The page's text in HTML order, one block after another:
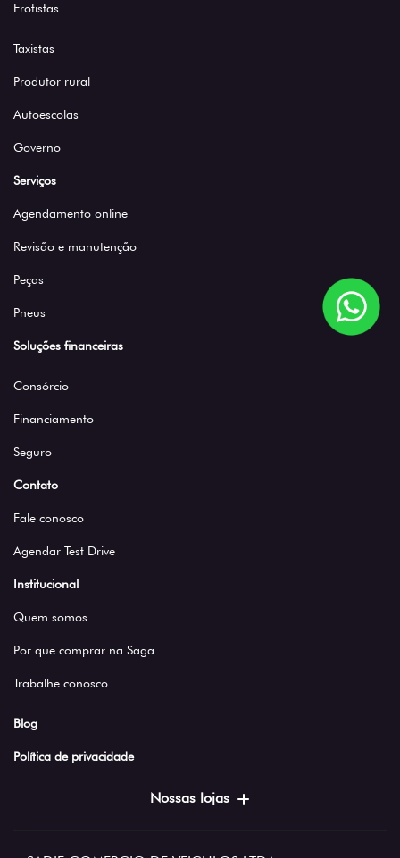
Frotistas
Taxistas
Produtor rural
Autoescolas
Governo
Serviços
Agendamento online
Revisão e manutenção
Peças
Pneus
Soluções financeiras
Consórcio
Financiamento
Seguro
Contato
Fale conosco
Agendar Test Drive
Institucional
Quem somos
Por que comprar na Saga
Trabalhe conosco
Blog
Política de privacidade
Nossas lojas